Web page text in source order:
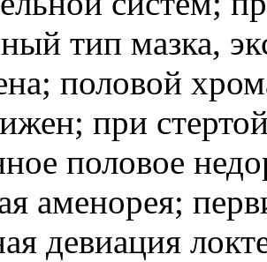
тип мазка,
половой
при
половое
аменорея;
девиация